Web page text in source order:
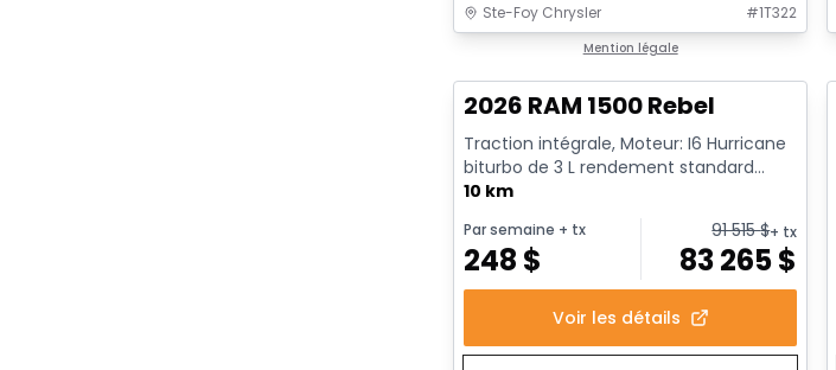
Ste-Foy Chrysler #1T322
Mention légale
2026 RAM 1500 Rebel
Traction intégrale, Moteur: I6 Hurricane
biturbo de 3 L rendement standard
avec arrêt au ralenti - 6...
10 km
Par semaine + tx
248 $
91 515$+ tx
83 265$
Voir les détails